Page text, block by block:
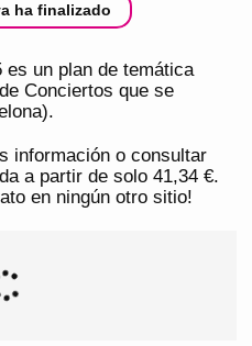
ha finalizado
es un plan de temática
Conciertos que se
información o consultar
a partir de solo 41,34 €.
en ningún otro sitio!